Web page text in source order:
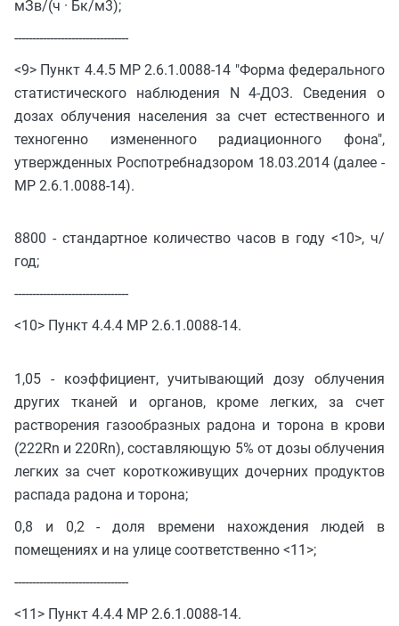
мЗв/(ч · Бк/м3);
--------------------------------
<9> Пункт 4.4.5 МР 2.6.1.0088-14 "Форма федерального
статистического наблюдения N 4-ДОЗ. Сведения о
дозах облучения населения за счет естественного и
техногенно измененного радиационного фона",
утвержденных Роспотребнадзором 18.03.2014 (далее -
МР 2.6.1.0088-14).
8800 - стандартное количество часов в году <10>, ч/
год;
--------------------------------
<10> Пункт 4.4.4 МР 2.6.1.0088-14.
1,05 - коэффициент, учитывающий дозу облучения
других тканей и органов, кроме легких, за счет
растворения газообразных радона и торона в крови
(222Rn и 220Rn), составляющую 5% от дозы облучения
легких за счет короткоживущих дочерних продуктов
распада радона и торона;
0,8 и 0,2 - доля времени нахождения людей в
помещениях и на улице соответственно <11>;
--------------------------------
<11> Пункт 4.4.4 МР 2.6.1.0088-14.